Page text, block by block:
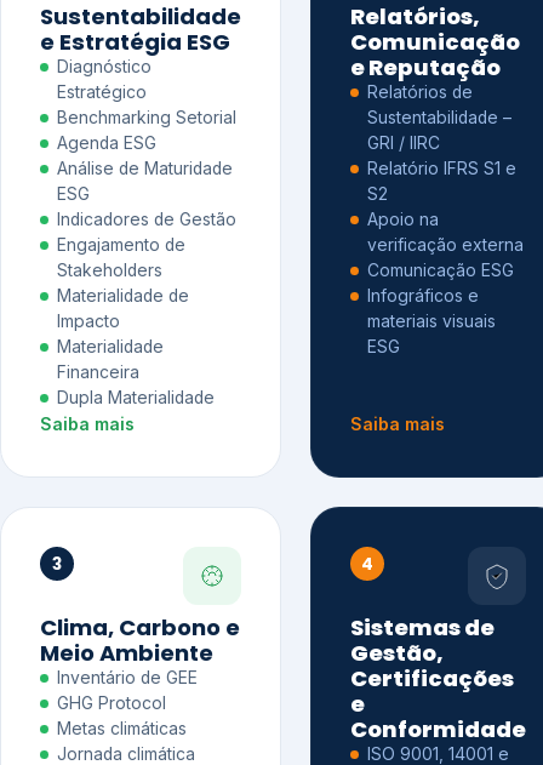
Sustentabilidade
e Estratégia ESG
Diagnóstico
Estratégico
Benchmarking Setorial
Agenda ESG
Análise de Maturidade
ESG
Indicadores de Gestão
Engajamento de
Stakeholders
Materialidade de
Impacto
Materialidade
Financeira
Dupla Materialidade
Saiba mais
Relatórios,
Comunicação
e Reputação
Relatórios de
Sustentabilidade –
GRI / IIRC
Relatório IFRS S1 e
S2
Apoio na
verificação externa
Comunicação ESG
Infográficos e
materiais visuais
ESG
Saiba mais
3
Clima, Carbono e
Meio Ambiente
Inventário de GEE
GHG Protocol
Metas climáticas
Jornada climática
4
Sistemas de
Gestão,
Certificações
e
Conformidade
ISO 9001, 14001 e